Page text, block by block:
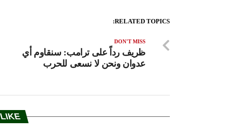
RELATED TOPICS:
DON'T MISS
ظريف رداً على ترامب: سنقاوم أي
عدوان ونحن لا نسعى للحرب